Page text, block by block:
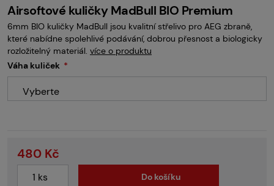
Náhradní díly / upgrade Příslušenství ke zbraním
Výstroj Oblečení / boty Pyrotechnika
II.Jakost Vstupenky na akce
Airsoftové kuličky MadBull BIO Premium
6mm BIO kuličky MadBull jsou kvalitní střelivo pro AEG zbraně,
které nabídne spolehlivé podávání, dobrou přesnost a biologicky
rozložitelný materiál. více o produktu
Váha kuliček
Vyberte
480 Kč
Do košíku